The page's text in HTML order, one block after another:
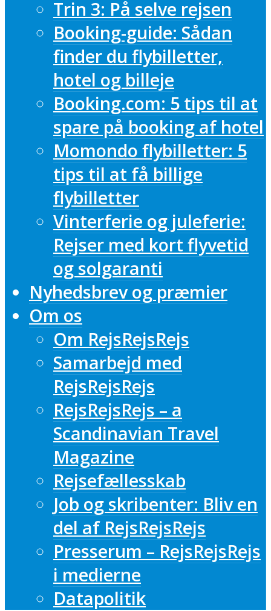
Trin 3: På selve rejsen
Booking-guide: Sådan
finder du flybilletter,
hotel og billeje
Booking.com: 5 tips til at
spare på booking af hotel
Momondo flybilletter: 5
tips til at få billige
flybilletter
Vinterferie og juleferie:
Rejser med kort flyvetid
og solgaranti
Nyhedsbrev og præmier
Om os
Om RejsRejsRejs
Samarbejd med
RejsRejsRejs
RejsRejsRejs – a
Scandinavian Travel
Magazine
Rejsefællesskab
Job og skribenter: Bliv en
del af RejsRejsRejs
Presserum – RejsRejsRejs
i medierne
Datapolitik